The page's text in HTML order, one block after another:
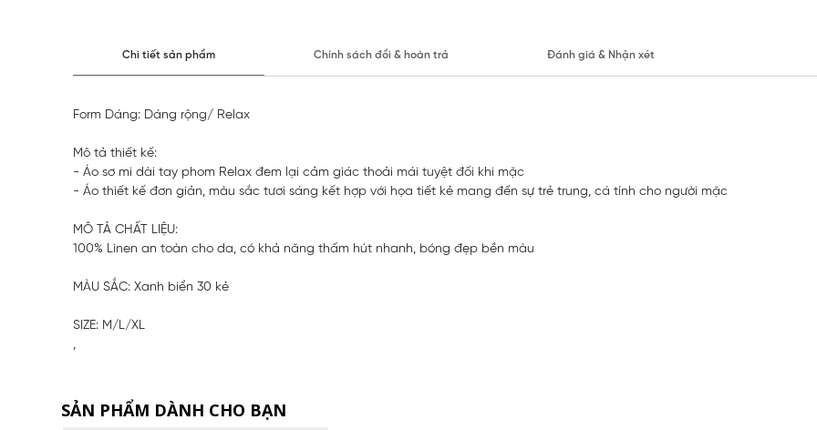
Chi tiết sản phẩm Chính sách đổi & hoàn trả Đánh giá & Nhận xét
Form Dáng: Dáng rộng/ Relax
Mô tả thiết kế:
- Áo sơ mi dài tay phom Relax đem lại cảm giác thoải mái tuyệt đối khi mặc
- Áo thiết kế đơn giản, màu sắc tươi sáng kết hợp với họa tiết kẻ mang đến sự trẻ trung, cá tính cho người mặc
MÔ TẢ CHẤT LIỆU:
100% Linen an toàn cho da, có khả năng thấm hút nhanh, bóng đẹp bền màu
MÀU SẮC: Xanh biển 30 kẻ
SIZE: M/L/XL
,
SẢN PHẨM DÀNH CHO BẠN